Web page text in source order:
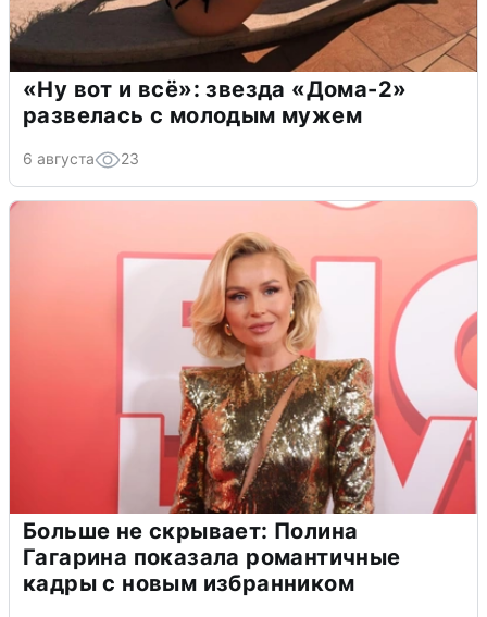
«Ну вот и всё»: звезда «Дома-2»
развелась с молодым мужем
6 августа 23
Больше не скрывает: Полина
Гагарина показала романтичные
кадры с новым избранником